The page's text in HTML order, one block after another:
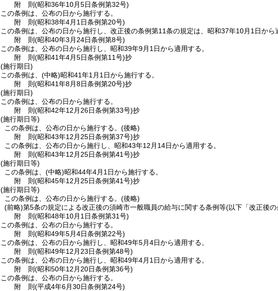
附 則(昭和36年10月5日条例第32号)
この条例は、公布の日から施行する。
附 則(昭和38年4月1日条例第20号)
この条例は、公布の日から施行し、改正後の条例第11条の規定は、昭和37年10月1日から
附 則(昭和40年3月24日条例第8号)
この条例は、公布の日から施行し、昭和39年9月1日から適用する。
附 則(昭和41年4月5日条例第11号)抄
(施行期日)
この条例は、 (中略)昭和41年1月1日から施行する。
附 則(昭和41年8月8日条例第20号)抄
(施行期日)
この条例は、公布の日から施行する。
附 則(昭和42年12月26日条例第33号)抄
(施行期日等)
この条例は、公布の日から施行する。 (後略)
附 則(昭和43年12月25日条例第37号)抄
この条例は、公布の日から施行し、昭和43年12月14日から適用する。
附 則(昭和43年12月25日条例第41号)抄
(施行期日等)
この条例は、 (中略)昭和44年4月1日から施行する。
附 則(昭和45年12月25日条例第41号)抄
(施行期日等)
この条例は、公布の日から施行する。 (後略)
(前略)第5条の規定による改正後の須崎市一般職員の給与に関する条例等(以下「改正後
附 則(昭和48年10月1日条例第31号)
この条例は、公布の日から施行する。
附 則(昭和49年5月4日条例第22号)
この条例は、公布の日から施行し、昭和49年5月4日から適用する。
附 則(昭和49年12月23日条例第48号)
この条例は、公布の日から施行し、昭和49年4月1日から適用する。
附 則(昭和50年12月20日条例第36号)
この条例は、公布の日から施行する。
附 則(平成4年6月30日条例第24号)